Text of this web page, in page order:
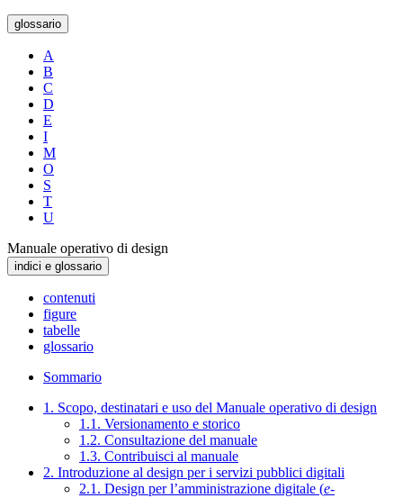
glossario
A
B
C
D
E
I
M
O
S
T
U
Manuale operativo di design
indici e glossario
contenuti
figure
tabelle
glossario
Sommario
1. Scopo, destinatari e uso del Manuale operativo di design
1.1. Versionamento e storico
1.2. Consultazione del manuale
1.3. Contribuisci al manuale
2. Introduzione al design per i servizi pubblici digitali
2.1. Design per l’amministrazione digitale (e-